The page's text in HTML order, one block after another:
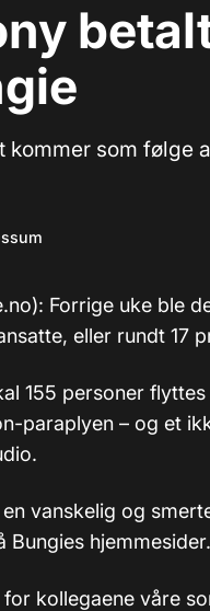
kommer som følge
Forrige uke ble
eller rundt 17
155 personer
paraplyen – og et
vanskelig og
Bungies hjemmesider.
for kollegaene våre